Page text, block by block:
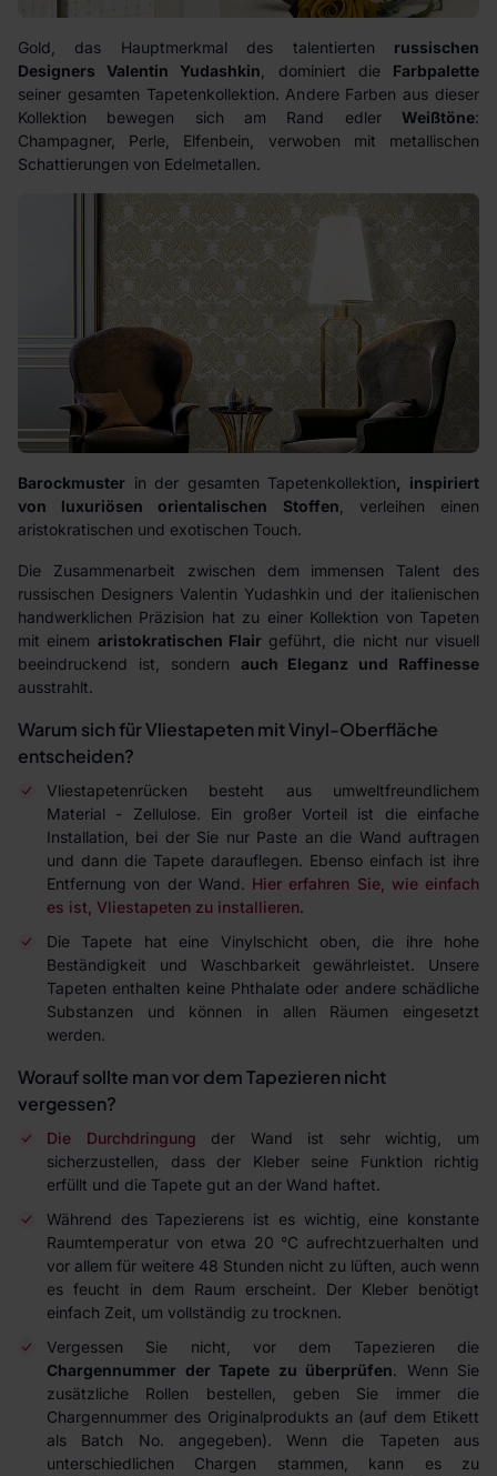
Gold, das Hauptmerkmal des talentierten russischen
Designers Valentin Yudashkin , dominiert die Farbpalette
seiner gesamten Tapetenkollektion. Andere Farben aus dieser
Kollektion bewegen sich am Rand edler Weißtöne:
Champagner, Perle, Elfenbein, verwoben mit metallischen
Schattierungen von Edelmetallen.
Barockmuster in der gesamten Tapetenkollektion , inspiriert
von luxuriösen orientalischen Stoffen , verleihen einen
aristokratischen und exotischen Touch.
Die Zusammenarbeit zwischen dem immensen Talent des
russischen Designers Valentin Yudashkin und der italienischen
handwerklichen Präzision hat zu einer Kollektion von Tapeten
mit einem aristokratischen Flairgeführt, die nicht nur visuell
beeindruckend ist, sondern auch Eleganz und Raffinesse
ausstrahlt.
Warum sich für Vliestapeten mit Vinyl-Oberfläche
entscheiden?
Vliestapetenrücken besteht aus umweltfreundlichem
Material - Zellulose. Ein großer Vorteil ist die einfache
Installation, bei der Sie nur Paste an die Wand auftragen
und dann die Tapete darauflegen. Ebenso einfach ist ihre
Entfernung von der Wand. Hier erfahren Sie, wie einfach
es ist, Vliestapeten zu installieren.
Die Tapete hat eine Vinylschicht oben, die ihre hohe
Beständigkeit und Waschbarkeit gewährleistet. Unsere
Tapeten enthalten keine Phthalate oder andere schädliche
Substanzen und können in allen Räumen eingesetzt
werden.
Worauf sollte man vor dem Tapezieren nicht
vergessen?
Die Durchdringung der Wand ist sehr wichtig, um
sicherzustellen, dass der Kleber seine Funktion richtig
erfüllt und die Tapete gut an der Wand haftet.
Während des Tapezierens ist es wichtig, eine konstante
Raumtemperatur von etwa 20 °C aufrechtzuerhalten und
vor allem für weitere 48 Stunden nicht zu lüften, auch wenn
es feucht in dem Raum erscheint. Der Kleber benötigt
einfach Zeit, um vollständig zu trocknen.
Vergessen Sie nicht, vor dem Tapezieren die
Chargennummer der Tapete zu überprüfen. Wenn Sie
zusätzliche Rollen bestellen, geben Sie immer die
Chargennummer des Originalprodukts an (auf dem Etikett
als Batch No. angegeben). Wenn die Tapeten aus
unterschiedlichen Chargen stammen, kann es zu